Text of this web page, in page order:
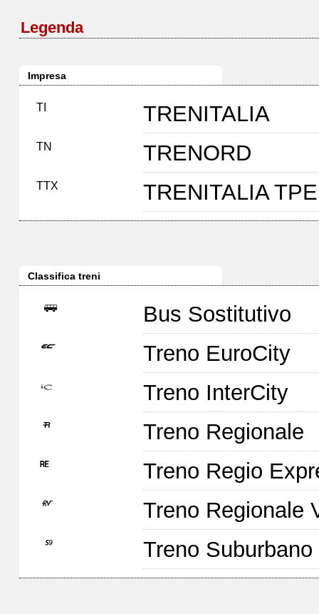
Legenda
Impresa
TI TRENITALIA
TN TRENORD
TTX TRENITALIA
Classifica treni
Bus Sostitutivo
Treno EuroCity
Treno InterCity
Treno Regionale
Treno Regio
Treno Regionale
Treno Suburbano